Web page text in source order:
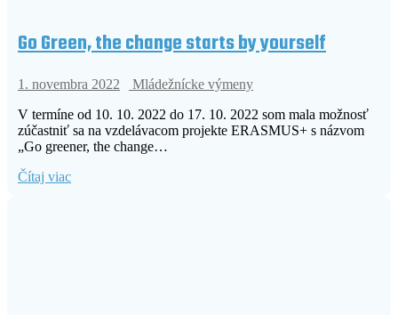
Go Green, the change starts by yourself
1. novembra 2022
Mládežnícke výmeny
V termíne od 10. 10. 2022 do 17. 10. 2022 som mala možnosť
zúčastniť sa na vzdelávacom projekte ERASMUS+ s názvom
„Go greener, the change…
Čítaj viac